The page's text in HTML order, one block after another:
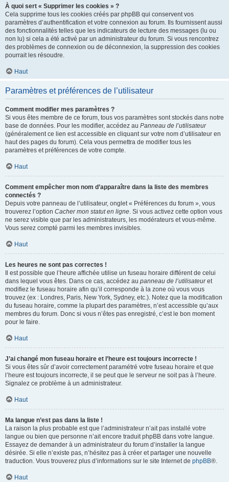
À quoi sert « Supprimer les cookies » ?
Cela supprime tous les cookies créés par phpBB qui conservent vos
paramètres d’authentification et votre connexion au forum. Ils fournissent aussi
des fonctionnalités telles que les indicateurs de lecture des messages (lu ou
non lu) si cela a été activé par un administrateur du forum. Si vous rencontrez
des problèmes de connexion ou de déconnexion, la suppression des cookies
pourrait les résoudre.
Haut
Paramètres et préférences de l’utilisateur
Comment modifier mes paramètres ?
Si vous êtes membre de ce forum, tous vos paramètres sont stockés dans notre
base de données. Pour les modifier, accédez au Panneau de l’utilisateur
(généralement ce lien est accessible en cliquant sur votre nom d’utilisateur en
haut des pages du forum). Cela vous permettra de modifier tous les
paramètres et préférences de votre compte.
Haut
Comment empêcher mon nom d’apparaître dans la liste des membres
connectés ?
Depuis votre panneau de l’utilisateur, onglet « Préférences du forum », vous
trouverez l’option Cacher mon statut en ligne. Si vous activez cette option vous
ne serez visible que par les administrateurs, les modérateurs et vous-même.
Vous serez compté parmi les membres invisibles.
Haut
Les heures ne sont pas correctes !
Il est possible que l’heure affichée utilise un fuseau horaire différent de celui
dans lequel vous êtes. Dans ce cas, accédez au panneau de l’utilisateuret
modifiez le fuseau horaire afin qu’il corresponde à la zone où vous vous
trouvez (ex : Londres, Paris, New York, Sydney, etc.). Notez que la modification
du fuseau horaire, comme la plupart des paramètres, n’est accessible qu’aux
membres du forum. Donc si vous n’êtes pas enregistré, c’est le bon moment
pour le faire.
Haut
J’ai changé mon fuseau horaire et l’heure est toujours incorrecte !
Si vous êtes sûr d’avoir correctement paramétré votre fuseau horaire et que
l’heure est toujours incorrecte, il se peut que le serveur ne soit pas à l’heure.
Signalez ce problème à un administrateur.
Haut
Ma langue n’est pas dans la liste !
La raison la plus probable est que l’administrateur n’ait pas installé votre
langue ou bien que personne n’ait encore traduit phpBB dans votre langue.
Essayez de demander à un administrateur du forum d’installer la langue
désirée. Si elle n’existe pas, n’hésitez pas à créer et partager une nouvelle
traduction. Vous trouverez plus d’informations sur le site Internet de phpBB®.
Haut